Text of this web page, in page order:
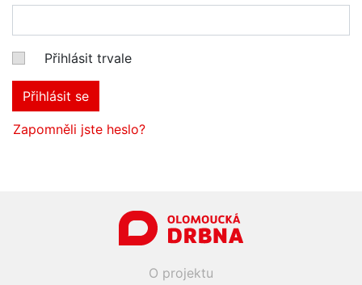
Přihlásit trvale
Přihlásit se
Zapomněli jste heslo?
O projektu